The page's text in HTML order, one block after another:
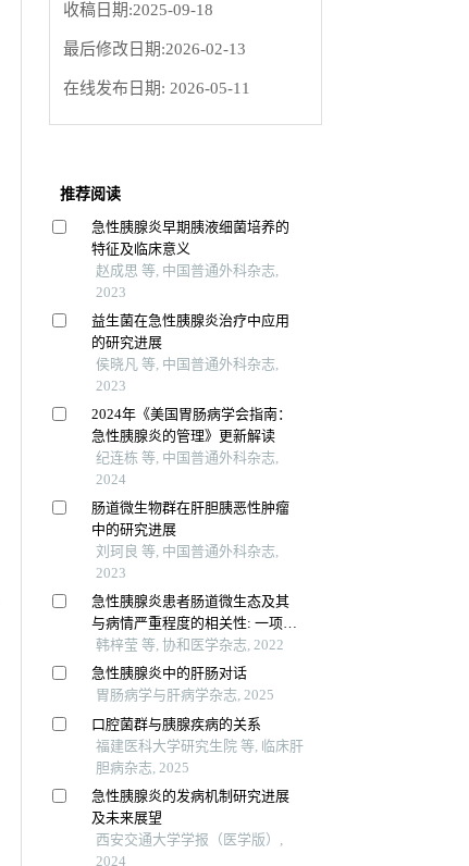
收稿日期:2025-09-18
最后修改日期:2026-02-13
在线发布日期: 2026-05-11
推荐阅读
急性胰腺炎早期胰液细菌培养的
特征及临床意义
赵成思 等, 中国普通外科杂志,
2023
益生菌在急性胰腺炎治疗中应用
的研究进展
侯晓凡 等, 中国普通外科杂志,
2023
2024年《美国胃肠病学会指南：
急性胰腺炎的管理》更新解读
纪连栋 等, 中国普通外科杂志,
2024
肠道微生物群在肝胆胰恶性肿瘤
中的研究进展
刘珂良 等, 中国普通外科杂志,
2023
急性胰腺炎患者肠道微生态及其
与病情严重程度的相关性: 一项前
瞻性横断面研究
韩梓莹 等, 协和医学杂志, 2022
急性胰腺炎中的肝肠对话
胃肠病学与肝病学杂志, 2025
口腔菌群与胰腺疾病的关系
福建医科大学研究生院 等, 临床肝
胆病杂志, 2025
急性胰腺炎的发病机制研究进展
及未来展望
西安交通大学学报（医学版）,
2024